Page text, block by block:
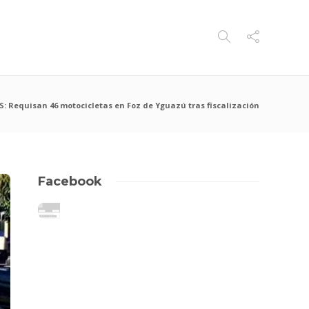
Requisan 46 motocicletas en Foz de Yguazú tras fiscalización
Facebook